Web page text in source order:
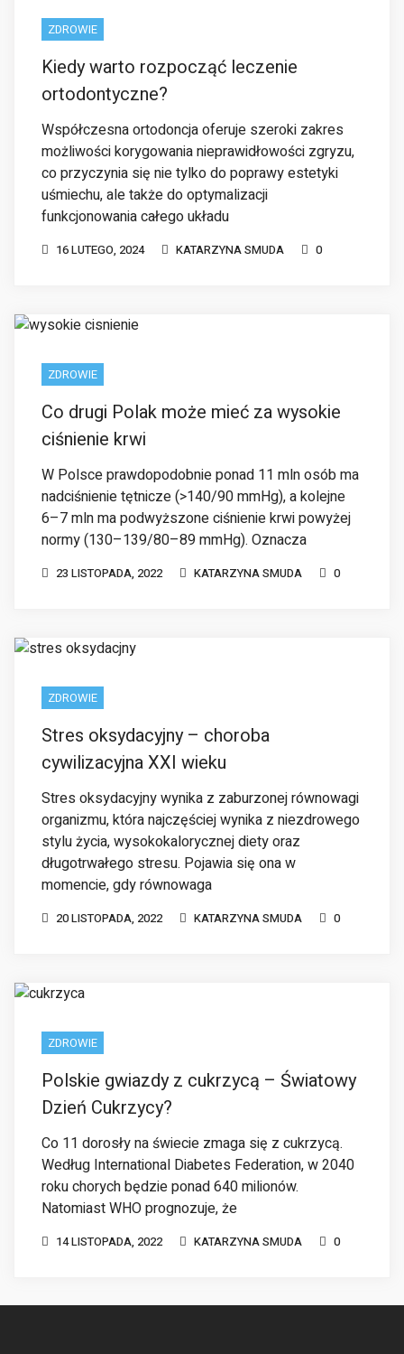
Kiedy warto rozpocząć leczenie
ortodontyczne?
Współczesna ortodoncja oferuje szeroki zakres
możliwości korygowania nieprawidłowości zgryzu,
co przyczynia się nie tylko do poprawy estetyki
uśmiechu, ale także do optymalizacji
funkcjonowania całego układu
16 LUTEGO, 2024 KATARZYNA SMUDA
ZDROWIE
Co drugi Polak może mieć za wysokie
ciśnienie krwi
W Polsce prawdopodobnie ponad 11 mln osób ma
nadciśnienie tętnicze (>140/90 mmHg), a kolejne
6–7 mln ma podwyższone ciśnienie krwi powyżej
normy (130–139/80–89 mmHg). Oznacza
23 LISTOPADA, 2022 KATARZYNA SMUDA 0
ZDROWIE
Stres oksydacyjny – choroba
cywilizacyjna XXI wieku
Stres oksydacyjny wynika z zaburzonej równowagi
organizmu, która najczęściej wynika z niezdrowego
stylu życia, wysokokalorycznej diety oraz
długotrwałego stresu. Pojawia się ona w
momencie, gdy równowaga
20 LISTOPADA, 2022 KATARZYNA SMUDA
ZDROWIE
Polskie gwiazdy z cukrzycą – Światowy
Dzień Cukrzycy?
Co 11 dorosły na świecie zmaga się z cukrzycą.
Według International Diabetes Federation, w 2040
roku chorych będzie ponad 640 milionów.
Natomiast WHO prognozuje, że
14 LISTOPADA, 2022 KATARZYNA SMUDA